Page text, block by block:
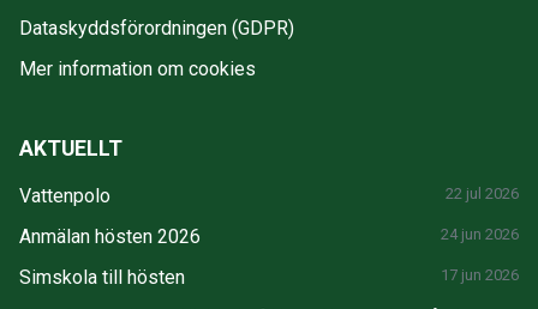
Dataskyddsförordningen (GDPR)
Mer information om cookies
AKTUELLT
Vattenpolo 22 jul 2026
Anmälan hösten 2026 24 jun 2026
Simskola till hösten 17 jun 2026